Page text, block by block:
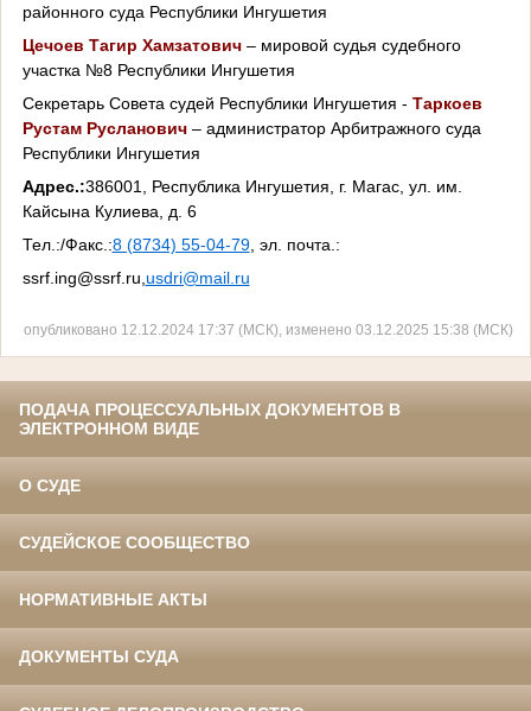
районного суда Республики Ингушетия
Цечоев Тагир Хамзатович– мировой судья судебного
участка №8 Республики Ингушетия
Секретарь Совета судей Республики Ингушетия - Таркоев
Рустам Русланович– администратор Арбитражного суда
Республики Ингушетия
Адрес.:386001, Республика Ингушетия, г. Магас, ул. им.
Кайсына Кулиева, д. 6
Тел.:/Факс.:8 (8734) 55-04-79, эл. почта.:
ssrf.ing@ssrf.ru, usdri@mail.ru
опубликовано 12.12.2024 17:37 (МСК), изменено 03.12.2025 15:38 (МСК)
ПОДАЧА ПРОЦЕССУАЛЬНЫХ ДОКУМЕНТОВ В
ЭЛЕКТРОННОМ ВИДЕ
О СУДЕ
СУДЕЙСКОЕ СООБЩЕСТВО
НОРМАТИВНЫЕ АКТЫ
ДОКУМЕНТЫ СУДА